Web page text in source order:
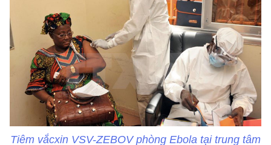
Tiêm vắcxin VSV-ZEBOV phòng Ebola tại trung tâm